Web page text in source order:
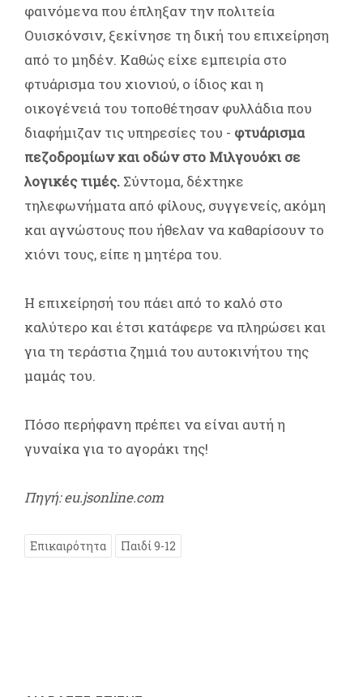
φαινόμενα που έπληξαν την πολιτεία
Ουισκόνσιν, ξεκίνησε τη δική του επιχείρηση
από το μηδέν. Καθώς είχε εμπειρία στο
φτυάρισμα του χιονιού, ο ίδιος και η
οικογένειά του τοποθέτησαν φυλλάδια που
διαφήμιζαν τις υπηρεσίες του - φτυάρισμα
πεζοδρομίων και οδών στο Μιλγουόκι σε
λογικές τιμές. Σύντομα, δέχτηκε
τηλεφωνήματα από φίλους, συγγενείς, ακόμη
και αγνώστους που ήθελαν να καθαρίσουν το
χιόνι τους, είπε η μητέρα του.
Η επιχείρησή του πάει από το καλό στο
καλύτερο και έτσι κατάφερε να πληρώσει και
για τη τεράστια ζημιά του αυτοκινήτου της
μαμάς του.
Πόσο περήφανη πρέπει να είναι αυτή η
γυναίκα για το αγοράκι της!
Πηγή: eu.jsonline.com
Επικαιρότητα Παιδί 9-12